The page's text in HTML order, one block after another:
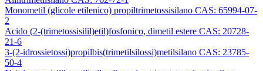
Monometil (glicole etilenico) propiltrimetossisilano CAS: 65994-07-
2
Acido (2-(trimetossisilil)etil)fosfonico, dimetil estere CAS: 20728-
21-6
3-(2-idrossietossi)propilbis(trimetilsilossi)metilsilano CAS: 23785-
50-4